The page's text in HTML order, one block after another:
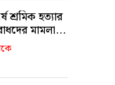
শ্রমিক হত্যার